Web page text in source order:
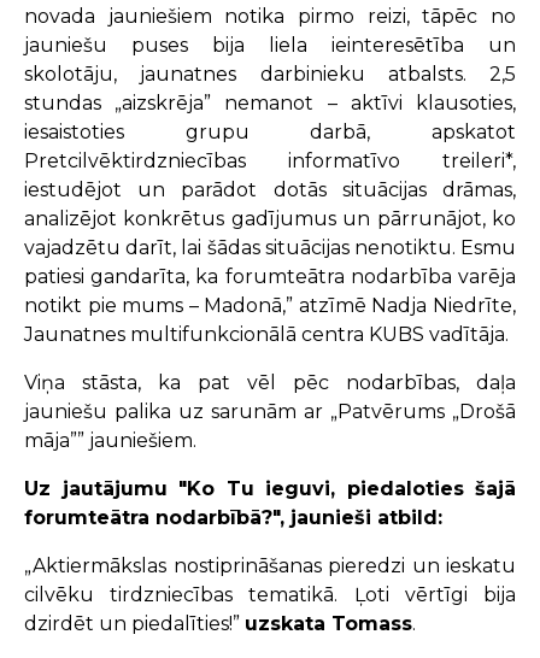
novada jauniešiem notika pirmo reizi, tāpēc no
jauniešu puses bija liela ieinteresētība un
skolotāju, jaunatnes darbinieku atbalsts. 2,5
stundas „aizskrēja” nemanot – aktīvi klausoties,
iesaistoties grupu darbā, apskatot
Pretcilvēktirdzniecības informatīvo treileri*,
iestudējot un parādot dotās situācijas drāmas,
analizējot konkrētus gadījumus un pārrunājot, ko
vajadzētu darīt, lai šādas situācijas nenotiktu. Esmu
patiesi gandarīta, ka forumteātra nodarbība varēja
notikt pie mums – Madonā,” atzīmē Nadja Niedrīte,
Jaunatnes multifunkcionālā centra KUBS vadītāja.
Viņa stāsta, ka pat vēl pēc nodarbības, daļa
jauniešu palika uz sarunām ar „Patvērums „Drošā
māja”” jauniešiem.
Uz jautājumu "Ko Tu ieguvi, piedaloties šajā
forumteātra nodarbībā?", jaunieši atbild:
„Aktiermākslas nostiprināšanas pieredzi un ieskatu
cilvēku tirdzniecības tematikā. Ļoti vērtīgi bija
dzirdēt un piedalīties!” uzskata Tomass.